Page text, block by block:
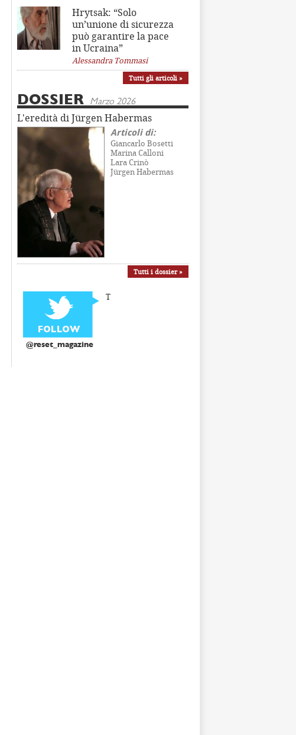
Hrytsak: “Solo
un’unione di sicurezza
può garantire la pace
in Ucraina”
Alessandra Tommasi
Tutti gli articoli »
DOSSIER Marzo 2026
L'eredità di Jürgen Habermas
Articoli di:
Giancarlo Bosetti
Marina Calloni
Lara Crinò
Jürgen Habermas
Tutti i dossier »
@reset_magazine
T